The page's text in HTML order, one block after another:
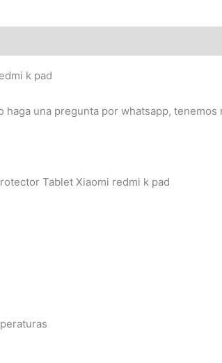
k pad
una pregunta por whatsapp,
Tablet Xiaomi redmi k pad